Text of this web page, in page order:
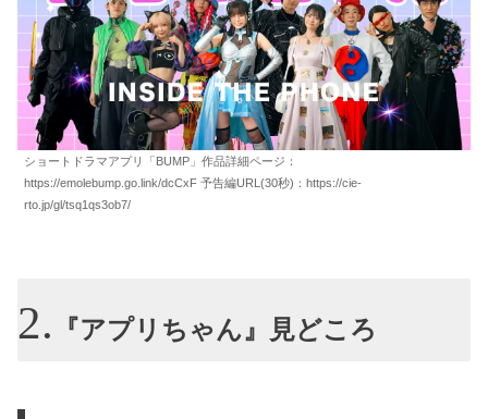
ショートドラマアプリ「BUMP」作品詳細ページ：
https://emolebump.go.link/dcCxF 予告編URL(30秒)：https://cie-
rto.jp/gl/tsq1qs3ob7/
『アプリちゃん』見どころ